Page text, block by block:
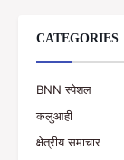
CATEGORIES
BNN स्पेशल
कलुआही
क्षेत्रीय समाचार